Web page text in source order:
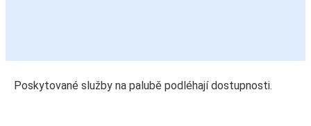
Poskytované služby na palubě podléhají dostupnosti.